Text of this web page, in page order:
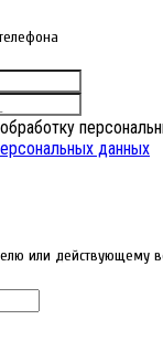
данных
или действующему